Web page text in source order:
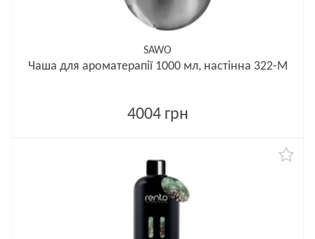
SAWO
Чаша для ароматерапії 1000 мл, настінна 322-M
4004 грн